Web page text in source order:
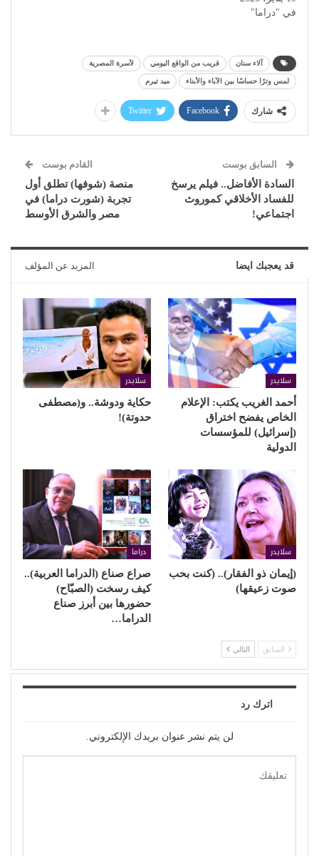
في "دراما"
آلاء سنان قريب من الواقع اليومي لأسرة المصرية
لمس وترًا حساسًا بين الآباء والأبناء ميد تيرم
شارك Facebook
Twitter
السابق بوست
السادة الأفاضل.. فيلم يرسخ
للفساد الأخلاقي كموروث
اجتماعي!
القادم بوست
منصة (شوفها) تطلق أول
تجربة (شورت دراما) في
مصر والشرق الأوسط
قد يعجبك ايضا المزيد عن المؤلف
سلايدر
أحمد الغريب يكتب: الإعلام
الخاص يفضح اختراق
(إسرائيل) للمؤسسات
الدولية
سلايدر
حكاية ودوشة.. و(مصطفى
حدوتة)!
سلايدر
(إيمان ذو الفقار).. (كنت بحب
صوت زعيقها)
دراما
صراع صناع (الدراما العربية)..
كيف رسخت (الصبّاح)
حضورها بين أبرز صناع
الدراما…
السابق التالي
اترك رد
لن يتم نشر عنوان بريدك الإلكتروني.